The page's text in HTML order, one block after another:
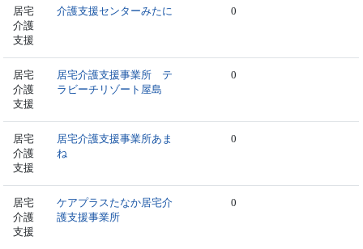
居宅
介護
支援
介護支援センターみたに 0
居宅
介護
支援
居宅介護支援事業所 テ
ラビーチリゾート屋島
0
居宅
介護
支援
居宅介護支援事業所あま
ね
0
居宅
介護
支援
ケアプラスたなか居宅介
護支援事業所
0